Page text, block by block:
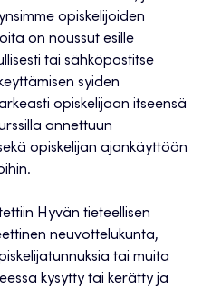
opiskelijoiden
on noussut esille
tai sähköpostitse
syiden
opiskelijaan itseensä
annettuun
opiskelijan ajankäyttöön
Hyvän tieteellisen
neuvottelukunta,
tai muita
kysytty tai kerätty ja